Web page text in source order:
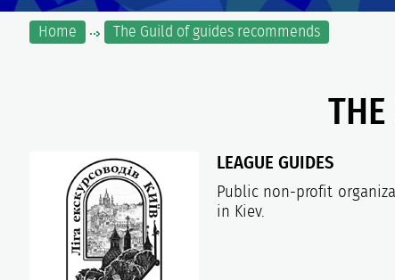
Home The Guild of guides recommends
LEAGUE GUIDES
Public non-profit
in Kiev.